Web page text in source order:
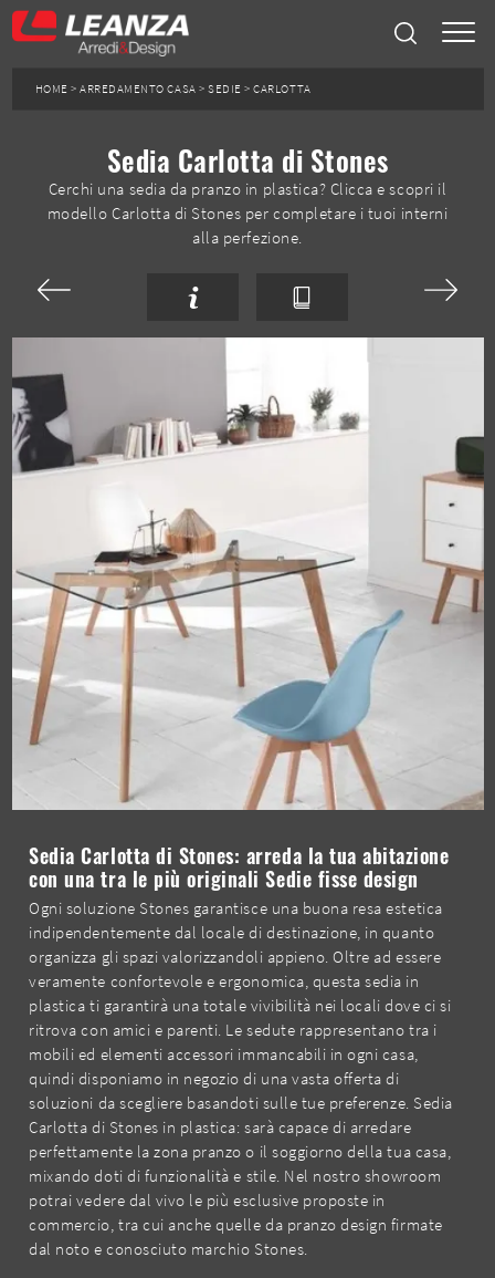
HOME >ARREDAMENTO CASA >SEDIE >CARLOTTA
Sedia Carlotta di Stones
Cerchi una sedia da pranzo in plastica? Clicca e scopri il
modello Carlotta di Stones per completare i tuoi interni
alla perfezione.
Sedia Carlotta di Stones: arreda la tua abitazione
con una tra le più originali Sedie fisse design
Ogni soluzione Stones garantisce una buona resa estetica
indipendentemente dal locale di destinazione, in quanto
organizza gli spazi valorizzandoli appieno. Oltre ad essere
veramente confortevole e ergonomica, questa sedia in
plastica ti garantirà una totale vivibilità nei locali dove ci si
ritrova con amici e parenti. Le sedute rappresentano tra i
mobili ed elementi accessori immancabili in ogni casa,
quindi disponiamo in negozio di una vasta offerta di
soluzioni da scegliere basandoti sulle tue preferenze. Sedia
Carlotta di Stones in plastica: sarà capace di arredare
perfettamente la zona pranzo o il soggiorno della tua casa,
mixando doti di funzionalità e stile. Nel nostro showroom
potrai vedere dal vivo le più esclusive proposte in
commercio, tra cui anche quelle da pranzo design firmate
dal noto e conosciuto marchio Stones.